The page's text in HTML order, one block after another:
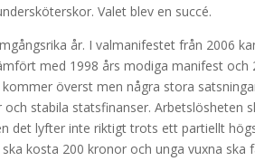
Valet blev en succé.
år. I valmanifestet från 2006
med 1998 års modiga manifest och
överst men några stora
stabila statsfinanser. Arbetslösheten
det lyfter inte riktigt trots ett partiellt
kosta 200 kronor och unga vuxna ska